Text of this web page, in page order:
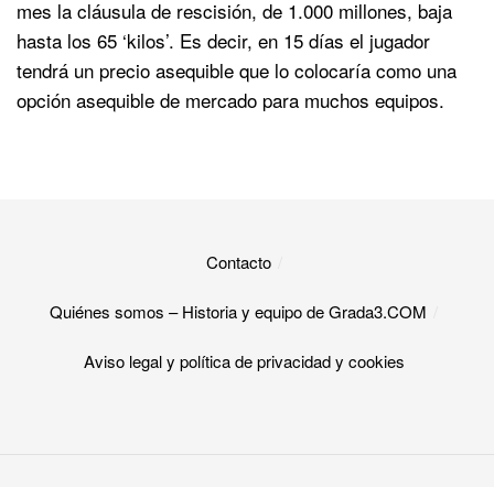
mes la cláusula de rescisión, de 1.000 millones, baja
hasta los 65 ‘kilos’. Es decir, en 15 días el jugador
tendrá un precio asequible que lo colocaría como una
opción asequible de mercado para muchos equipos.
Contacto
Quiénes somos – Historia y equipo de Grada3.COM
Aviso legal y política de privacidad y cookies​